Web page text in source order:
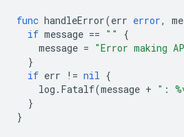
func handleError(err error,
if message == ""
{
message = "Error making
}
if err != nil {
log . Fatalf(message + ":
}
}